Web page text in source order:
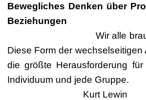
Bewegliches Denken über
Beziehungen
Wir alle brauchen
Diese Form der wechselseitigen
die größte Herausforderung
Individuum und jede Gruppe.
Kurt Lewin